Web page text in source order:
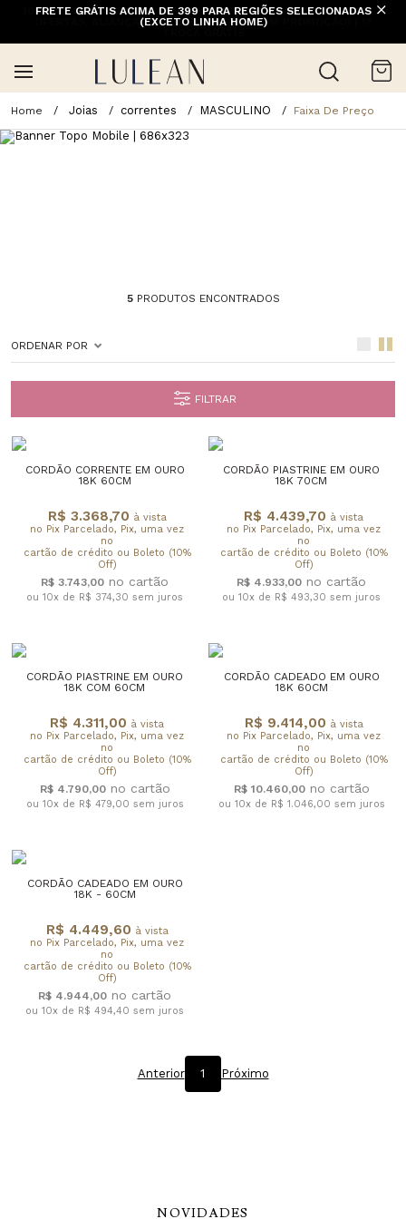
FRETE GRÁTIS ACIMA DE 399 PARA REGIÕES SELECIONADAS
(EXCETO LINHA HOME)
Joias correntes MASCULINO Faixa De Preço
5PRODUTOS ENCONTRADOS
ORDENAR POR
FILTRAR
CORDÃO CORRENTE EM OURO
18K 60CM
R$ 3.368,70 à vista
no Pix Parcelado, Pix, uma vez
no
cartão de crédito ou Boleto (10%
Off)
R$ 3.743,00
ou 10x de R$ 374,30 sem juros
CORDÃO PIASTRINE EM OURO
18K 70CM
R$ 4.439,70 à vista
no Pix Parcelado, Pix, uma vez
no
cartão de crédito ou Boleto (10%
Off)
R$ 4.933,00
ou 10x de R$ 493,30 sem juros
CORDÃO PIASTRINE EM OURO
18K COM 60CM
R$ 4.311,00 à vista
no Pix Parcelado, Pix, uma vez
no
cartão de crédito ou Boleto (10%
Off)
R$ 4.790,00
ou 10x de R$ 479,00 sem juros
CORDÃO CADEADO EM OURO
18K 60CM
R$ 9.414,00 à vista
no Pix Parcelado, Pix, uma vez
no
cartão de crédito ou Boleto (10%
Off)
R$ 10.460,00
ou 10x de R$ 1.046,00 sem juros
CORDÃO CADEADO EM OURO
18K - 60CM
R$ 4.449,60 à vista
no Pix Parcelado, Pix, uma vez
no
cartão de crédito ou Boleto (10%
Off)
R$ 4.944,00
ou 10x de R$ 494,40 sem juros
Anterior 1 Próximo
NOVIDADES